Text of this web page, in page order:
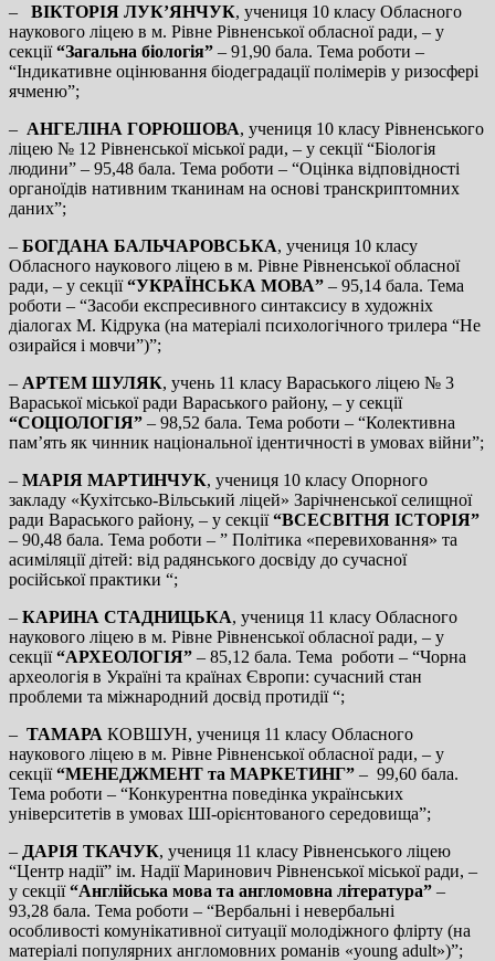
– ВІКТОРІЯ ЛУК’ЯНЧУК, учениця 10 класу Обласного
наукового ліцею в м. Рівне Рівненської обласної ради, – у
секції“Загальна біологія” – 91,90 бала. Тема роботи –
“Індикативне оцінювання біодеградації полімерів у ризосфері
ячменю”;
– АНГЕЛІНА ГОРЮШОВА, учениця 10 класу Рівненського
ліцею № 12 Рівненської міської ради, – у секції “Біологія
людини” – 95,48 бала. Тема роботи – “Оцінка відповідності
органоїдів нативним тканинам на основі транскриптомних
даних”;
– БОГДАНА БАЛЬЧАРОВСЬКА, учениця 10 класу
Обласного наукового ліцею в м. Рівне Рівненської обласної
ради, – у секції“УКРАЇНСЬКА МОВА” – 95,14 бала. Тема
роботи – “Засоби експресивного синтаксису в художніх
діалогах М. Кідрука (на матеріалі психологічного трилера “Не
озирайся і мовчи”)”;
– АРТЕМ ШУЛЯК, учень 11 класу Вараського ліцею № 3
Вараської міської ради Вараського району, – у секції
“СОЦІОЛОГІЯ” – 98,52 бала. Тема роботи – “Колективна
пам’ять як чинник національної ідентичності в умовах війни”;
– МАРІЯ МАРТИНЧУК, учениця 10 класу Опорного
закладу «Кухітсько-Вільський ліцей» Зарічненської селищної
ради Вараського району, – у секції“ВСЕСВІТНЯ ІСТОРІЯ”
– 90,48 бала. Тема роботи – ” Політика «перевиховання» та
асиміляції дітей: від радянського досвіду до сучасної
російської практики “;
– КАРИНА СТАДНИЦЬКА, учениця 11 класу Обласного
наукового ліцею в м. Рівне Рівненської обласної ради, – у
секції“АРХЕОЛОГІЯ” – 85,12 бала. Тема роботи – “Чорна
археологія в Україні та країнах Європи: сучасний стан
проблеми та міжнародний досвід протидії “;
– ТАМАРА КОВШУН, учениця 11 класу Обласного
наукового ліцею в м. Рівне Рівненської обласної ради, – у
секції“МЕНЕДЖМЕНТ та МАРКЕТИНГ” – 99,60 бала.
Тема роботи – “Конкурентна поведінка українських
університетів в умовах ШІ-орієнтованого середовища”;
– ДАРІЯ ТКАЧУК, учениця 11 класу Рівненського ліцею
“Центр надії” ім. Надії Маринович Рівненської міської ради, –
у секції“Англійська мова та англомовна література” –
93,28 бала. Тема роботи – “Вербальні і невербальні
особливості комунікативної ситуації молодіжного флірту (на
матеріалі популярних англомовних романів «young adult»)”;